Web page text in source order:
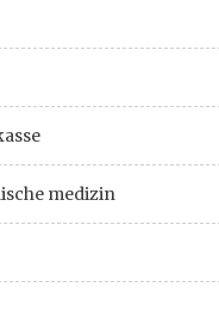
medizin